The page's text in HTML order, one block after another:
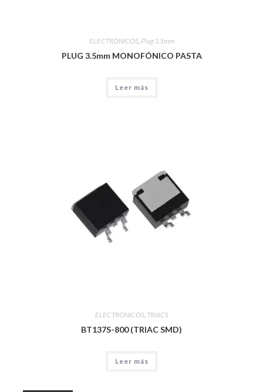
ELECTRÓNICOS, Plug 3.5mm
PLUG 3.5mm MONOFÓNICO PASTA
Leer más
ELECTRÓNICOS, TRIACS
BT137S-800 (TRIAC SMD)
Leer más